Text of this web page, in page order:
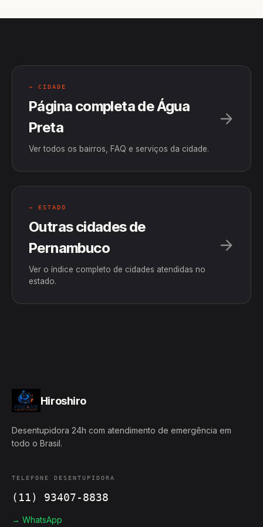
→ CIDADE
Página completa de Água
Preta
Ver todos os bairros, FAQ e serviços da cidade.
→ ESTADO
Outras cidades de
Pernambuco
Ver o índice completo de cidades atendidas no
estado.
Hiroshiro
Desentupidora 24h com atendimento de emergência em
todo o Brasil.
TELEFONE DESENTUPIDORA
(11) 93407-8838
→ WhatsApp